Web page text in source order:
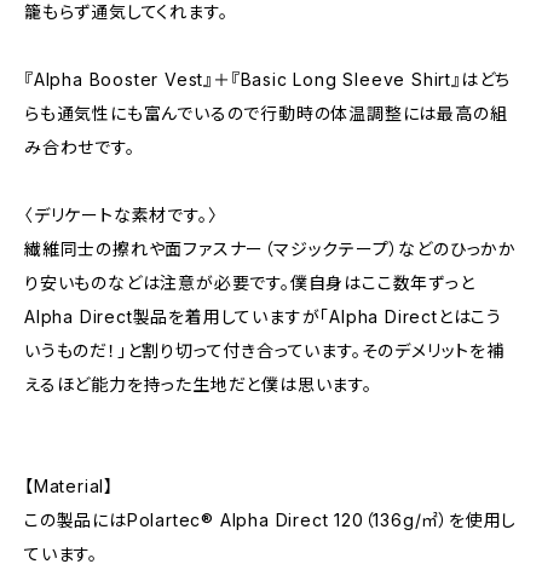
籠もらず通気してくれます。
『Alpha Booster Vest』＋『Basic Long Sleeve Shirt』はどち
らも通気性にも富んでいるので行動時の体温調整には最高の組
み合わせです。
〈デリケートな素材です。〉
繊維同士の擦れや面ファスナー（マジックテープ）などのひっかか
り安いものなどは注意が必要です。僕自身はここ数年ずっと
Alpha Direct製品を着用していますが「Alpha Directとはこう
いうものだ！」と割り切って付き合っています。そのデメリットを補
えるほど能力を持った生地だと僕は思います。
【Material】
この製品にはPolartec® Alpha Direct 120（136g/㎡）を使用し
ています。